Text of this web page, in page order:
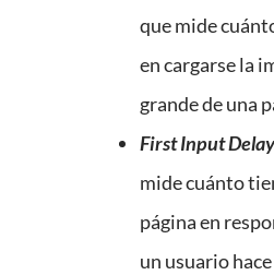
que mide
en cargarse la
grande de una
First Input Delay
mide cuánto
página en
un usuario